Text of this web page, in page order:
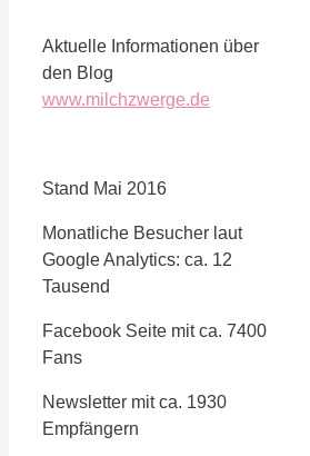
Aktuelle Informationen über
den Blog
www.milchzwerge.de
Stand Mai 2016
Monatliche Besucher laut
Google Analytics: ca. 12
Tausend
Facebook Seite mit ca. 7400
Fans
Newsletter mit ca. 1930
Empfängern